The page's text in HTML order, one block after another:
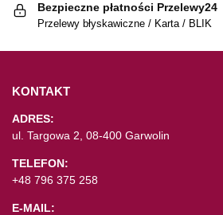
Bezpieczne płatności Przelewy24
Przelewy błyskawiczne / Karta / BLIK
KONTAKT
ADRES:
ul. Targowa 2, 08-400 Garwolin
TELEFON:
+48 796 375 258
E-MAIL: